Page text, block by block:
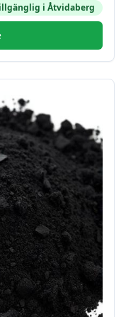
i Åtvidaberg